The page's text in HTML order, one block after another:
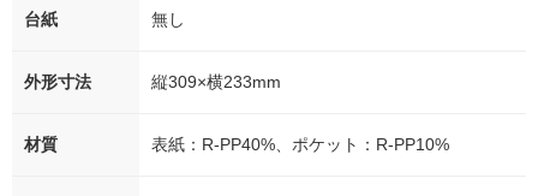
台紙 無し
外形寸法 縦309×横233mm
材質 表紙：R-PP40%、ポケット：R-PP10%